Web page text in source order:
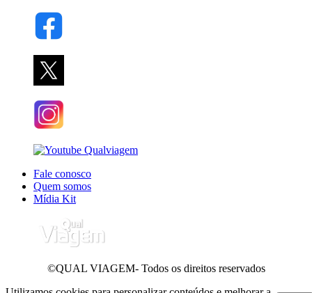
Fale conosco
Quem somos
Mídia Kit
©QUAL VIAGEM- Todos os direitos reservados